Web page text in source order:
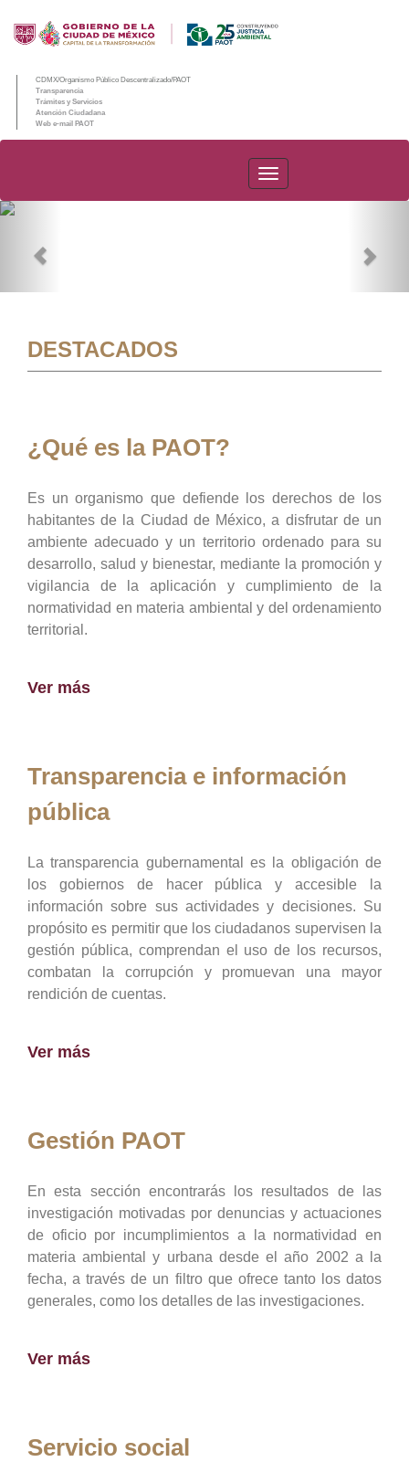
CDMX/Organismo Público Descentralizado/PAOT
Transparencia
Trámites y Servicios
Atención Ciudadana
Web e-mail PAOT
PAOT
DESTACADOS
¿Qué es la PAOT?
Es un organismo que defiende los derechos de los
habitantes de la Ciudad de México, a disfrutar de un
ambiente adecuado y un territorio ordenado para su
desarrollo, salud y bienestar, mediante la promoción y
vigilancia de la aplicación y cumplimiento de la
normatividad en materia ambiental y del ordenamiento
territorial.
Ver más
Transparencia e información
pública
La transparencia gubernamental es la obligación de
los gobiernos de hacer pública y accesible la
información sobre sus actividades y decisiones. Su
propósito es permitir que los ciudadanos supervisen la
gestión pública, comprendan el uso de los recursos,
combatan la corrupción y promuevan una mayor
rendición de cuentas.
Ver más
Gestión PAOT
En esta sección encontrarás los resultados de las
investigación motivadas por denuncias y actuaciones
de oficio por incumplimientos a la normatividad en
materia ambiental y urbana desde el año 2002 a la
fecha, a través de un filtro que ofrece tanto los datos
generales, como los detalles de las investigaciones.
Ver más
Servicio social